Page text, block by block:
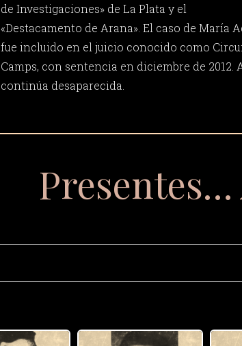
de Investigaciones» de La Plata y el
«Destacamento de Arana». El caso de María
fue incluido en el juicio conocido como
Camps, con sentencia en diciembre de 2012.
continúa desaparecida.